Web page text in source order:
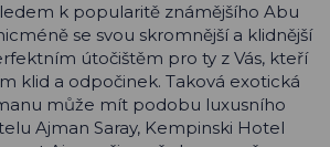
k popularitě známějšího Abu
se svou skromnější a klidnější
útočištěm pro ty z Vás, kteří
klid a odpočinek. Taková exotická
může mít podobu luxusního
Ajman Saray, Kempinski Hotel